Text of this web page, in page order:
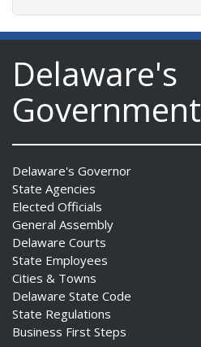
Delaware's
Government
Delaware's Governor
State Agencies
Elected Officials
General Assembly
Delaware Courts
State Employees
Cities & Towns
Delaware State Code
State Regulations
Business First Steps